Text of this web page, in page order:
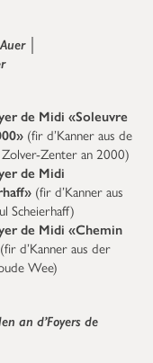
│
de Midi «Soleuvre
(fir d’Kanner aus de
Zolver-Zenter an 2000)
de Midi
(fir d’Kanner aus
Scheierhaff)
de Midi «Chemin
(fir d’Kanner aus der
Wee)
an d’Foyers de